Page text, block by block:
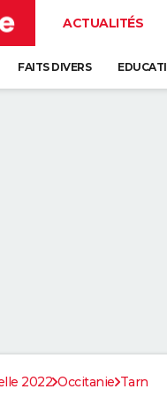
ACTUALITÉS
FAITS DIVERS
2022 Occitanie Tarn